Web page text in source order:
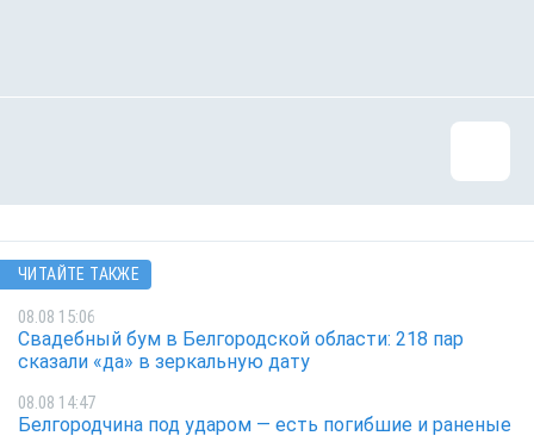
ЧИТАЙТЕ ТАКЖЕ
08.08 15:06
Свадебный бум в Белгородской области: 218 пар
сказали «да» в зеркальную дату
08.08 14:47
Белгородчина под ударом — есть погибшие и раненые